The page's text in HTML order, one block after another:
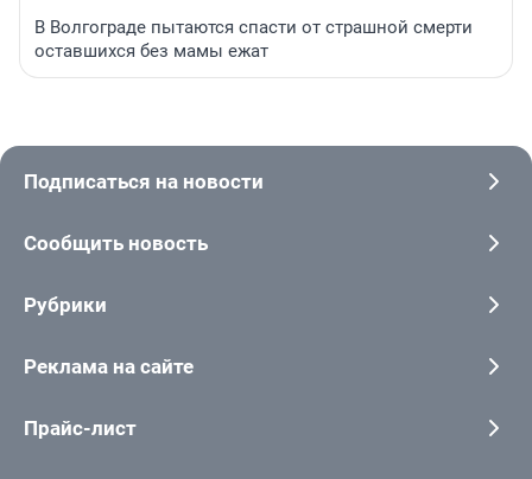
В Волгограде пытаются спасти от страшной смерти
оставшихся без мамы ежат
Подписаться на новости
Сообщить новость
Рубрики
Реклама на сайте
Прайс-лист